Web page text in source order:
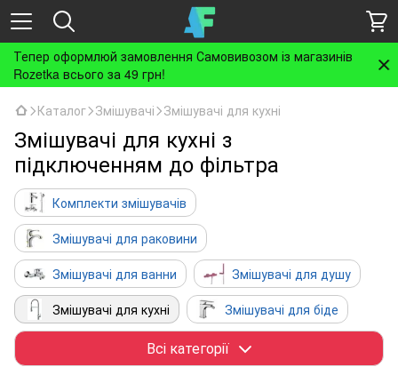
Тепер оформлюй замовлення Самовивозом із магазинів
Rozetka всього за 49 грн!
Каталог Змішувачі Змішувачі для кухні
Змішувачі для кухні з
підключенням до фільтра
Комплекти змішувачів
Змішувачі для раковини
Змішувачі для ванни
Змішувачі для душу
Змішувачі для кухні
Змішувачі для біде
Спеціалізовані змішувачі
Всі категорії